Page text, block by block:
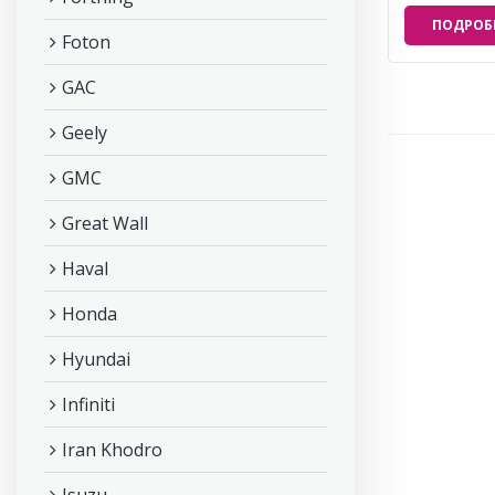
Foton
GAC
Geely
GMC
Great Wall
Haval
Honda
Hyundai
Infiniti
Iran Khodro